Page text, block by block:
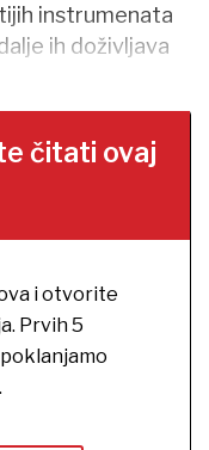
instrumenata
ih doživljava
čitati ovaj
i otvorite
Prvih 5